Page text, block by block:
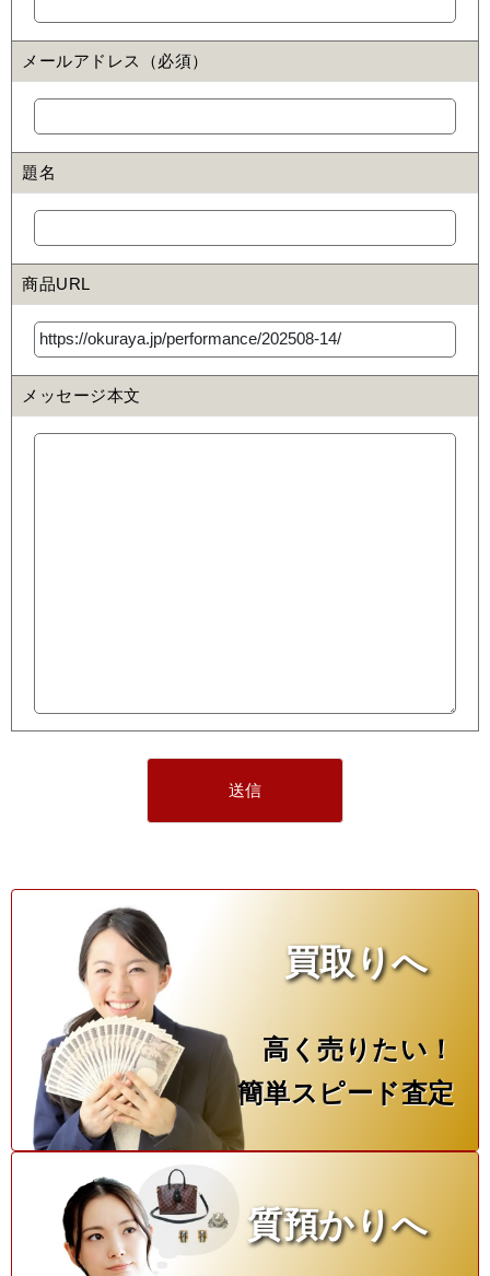
メールアドレス（必須）
題名
商品URL
メッセージ本文
買取りへ
高く売りたい！
簡単スピード査定
質預かりへ